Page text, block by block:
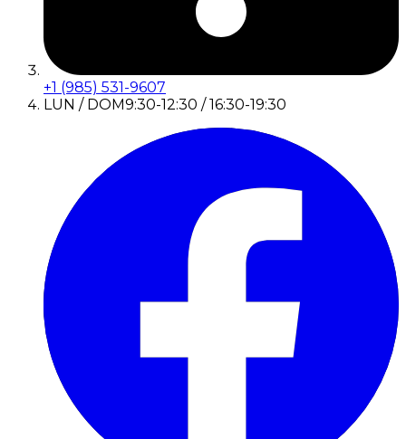
+1 (985) 531-9607
LUN / DOM9:30-12:30 / 16:30-19:30